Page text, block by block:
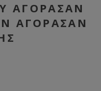
ΑΓΌΡΑΣΑΝ
ΑΓΌΡΑΣΑΝ